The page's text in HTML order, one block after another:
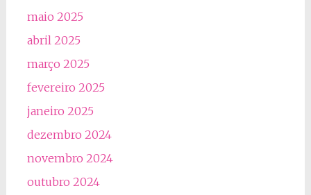
maio 2025
abril 2025
março 2025
fevereiro 2025
janeiro 2025
dezembro 2024
novembro 2024
outubro 2024